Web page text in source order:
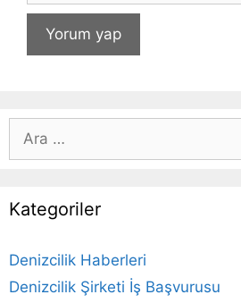
ara
Kategoriler
Denizcilik Haberleri
Denizcilik Şirketi İş Başvurusu